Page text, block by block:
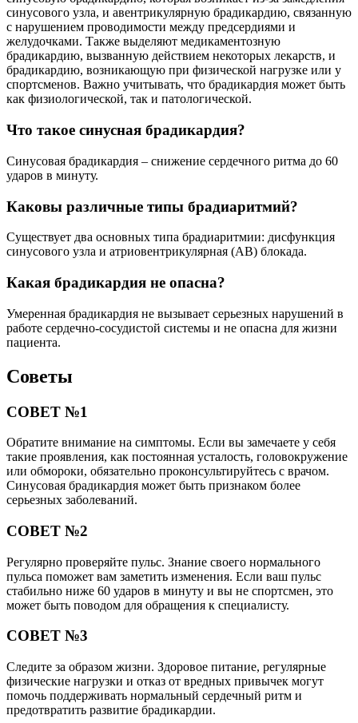
синусового узла, и авентрикулярную брадикардию, связанную
с нарушением проводимости между предсердиями и
желудочками. Также выделяют медикаментозную
брадикардию, вызванную действием некоторых лекарств, и
брадикардию, возникающую при физической нагрузке или у
спортсменов. Важно учитывать, что брадикардия может быть
как физиологической, так и патологической.
Что такое синусная брадикардия?
Синусовая брадикардия – снижение сердечного ритма до 60
ударов в минуту.
Каковы различные типы брадиаритмий?
Существует два основных типа брадиаритмии: дисфункция
синусового узла и атриовентрикулярная (АВ) блокада.
Какая брадикардия не опасна?
Умеренная брадикардия не вызывает серьезных нарушений в
работе сердечно-сосудистой системы и не опасна для жизни
пациента.
Советы
СОВЕТ №1
Обратите внимание на симптомы. Если вы замечаете у себя
такие проявления, как постоянная усталость, головокружение
или обмороки, обязательно проконсультируйтесь с врачом.
Синусовая брадикардия может быть признаком более
серьезных заболеваний.
СОВЕТ №2
Регулярно проверяйте пульс. Знание своего нормального
пульса поможет вам заметить изменения. Если ваш пульс
стабильно ниже 60 ударов в минуту и вы не спортсмен, это
может быть поводом для обращения к специалисту.
СОВЕТ №3
Следите за образом жизни. Здоровое питание, регулярные
физические нагрузки и отказ от вредных привычек могут
помочь поддерживать нормальный сердечный ритм и
предотвратить развитие брадикардии.